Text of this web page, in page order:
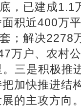
，已建成1.1
积近400万
；解决2278
万户、农村
三是积极推
加快推进结
的主攻方向